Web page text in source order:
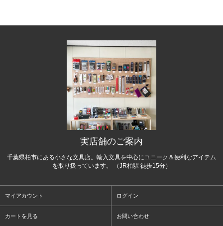
実店舗のご案内
千葉県柏市にある小さな文具店。輸入文具を中心にユニーク＆便利なアイテム
を取り扱っています。 （JR柏駅 徒歩15分）
マイアカウント ログイン
カートを見る お問い合わせ